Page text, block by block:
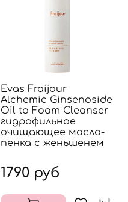
Evas Fraijour
Alchemic Ginsenoside
Oil to Foam Cleanser
гидрофильное
очищающее масло-
пенка с женьшенем
1790 руб